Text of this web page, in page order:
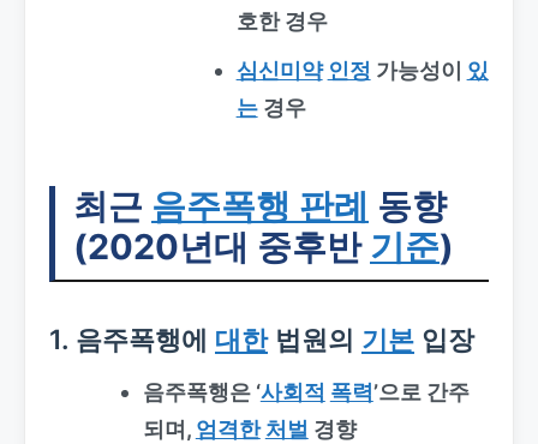
호한 경우
심신미약 인정 가능성이 있
는경우
최근 음주폭행 판례 동향
(2020년대 중후반 기준)
1. 음주폭행에 대한법원의 기본 입장
음주폭행은 ‘사회적 폭력’으로 간주
되며, 엄격한 처벌 경향